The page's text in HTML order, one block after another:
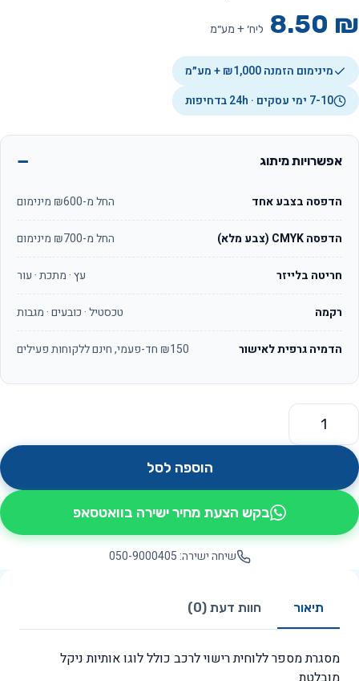
8.50 ₪ ליח׳ + מע״מ
מינימום הזמנה ₪1,000 + מע״מ
7-10 ימי עסקים · 24h בדחיפות
אפשרויות מיתוג
הדפסה בצבע אחד החל מ-₪600 מינימום
הדפסה CMYK (צבע מלא) החל מ-₪700 מינימום
חריטה בלייזר עץ · מתכת · עור
רקמה טכסטיל · כובעים · מגבות
הדמיה גרפית לאישור ₪150 חד-פעמי, חינם ללקוחות פעילים
כמות של מסגרת מספר ללוחית רישוי לרכב כולל לוגו אותיות ניקל
הוספה לסל
בקש הצעת מחיר ישירה בוואטסאפ
שיחה ישירה: 050-9000405
תיאור חוות דעת (0)
מסגרת מספר ללוחית רישוי לרכב כולל לוגו אותיות ניקל